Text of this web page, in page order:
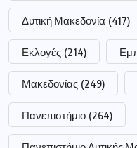
Δυτική Μακεδονία (417)
Εκλογές (214)
Μακεδονίας (249)
Πανεπιστήμιο (264)